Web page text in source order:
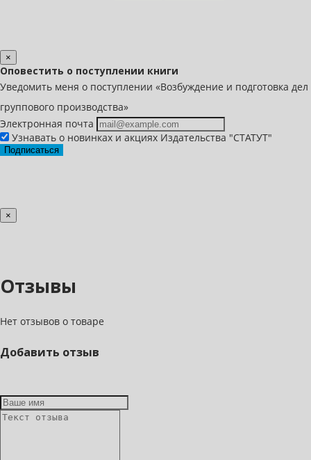
×
Оповестить о поступлении книги
Уведомить меня о поступлении «Возбуждение и подготовка дел
группового производства»
Электронная почта
Узнавать о новинках и акциях Издательства "СТАТУТ"
Подписаться
×
Отзывы
Нет отзывов о товаре
Добавить отзыв